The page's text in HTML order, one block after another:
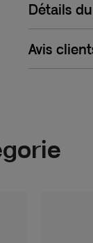
Détails
Avis